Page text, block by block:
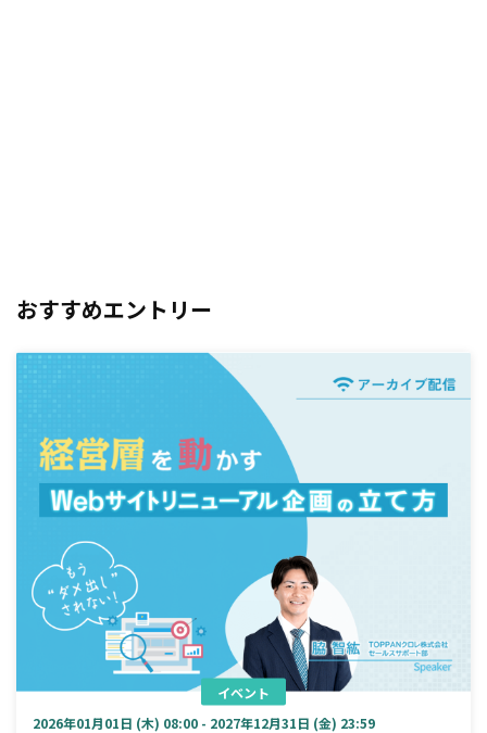
おすすめエントリー
イベント
2026年01月01日 (木) 08:00 - 2027年12月31日 (金) 23:59